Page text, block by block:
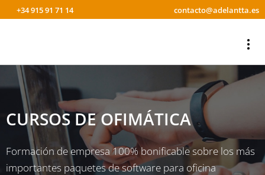
+34 915 91 71 14 contacto@adelantta.es
CURSOS DE OFIMÁTICA
Formación de empresa 100% bonificable sobre los más
importantes paquetes de software para oficina